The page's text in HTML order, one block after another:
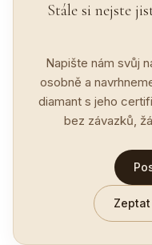
Stále si nejste
Napište nám svůj
osobně a
diamant s jeho
bez závazků,